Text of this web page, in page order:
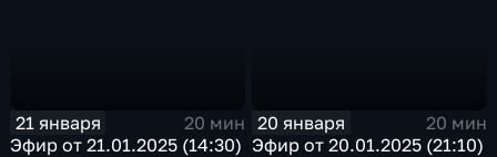
21 января
20 мин
Эфир от 21.01.2025 (14:30)
20 января
20 мин
Эфир от 20.01.2025 (21:10)